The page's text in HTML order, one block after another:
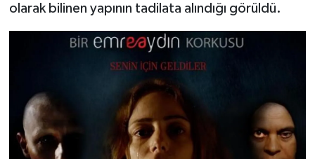
olarak bilinen yapının tadilata alındığı görüldü.